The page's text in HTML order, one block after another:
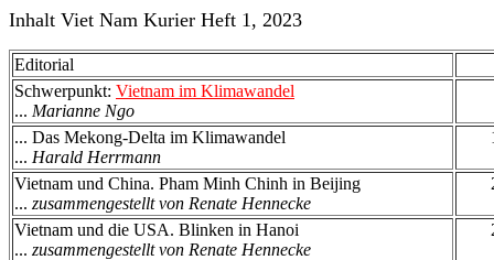
Inhalt Viet Nam Kurier Heft 1, 2023
Editorial
Schwerpunkt: Vietnam im Klimawandel
... Marianne Ngo
... Das Mekong-Delta im Klimawandel
... Harald Herrmann
Vietnam und China. Pham Minh Chinh in Beijing
... zusammengestellt von Renate Hennecke
Vietnam und die USA. Blinken in Hanoi
... zusammengestellt von Renate Hennecke